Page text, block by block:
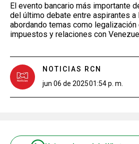
El evento bancario más importante
del último debate entre aspirantes a
abordando temas como legalización
impuestos y relaciones con
NOTICIAS RCN
jun 06 de 202501:54 p. m.